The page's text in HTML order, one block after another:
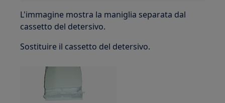
L'immagine mostra la maniglia separata dal
cassetto del detersivo.
Sostituire il cassetto del detersivo.